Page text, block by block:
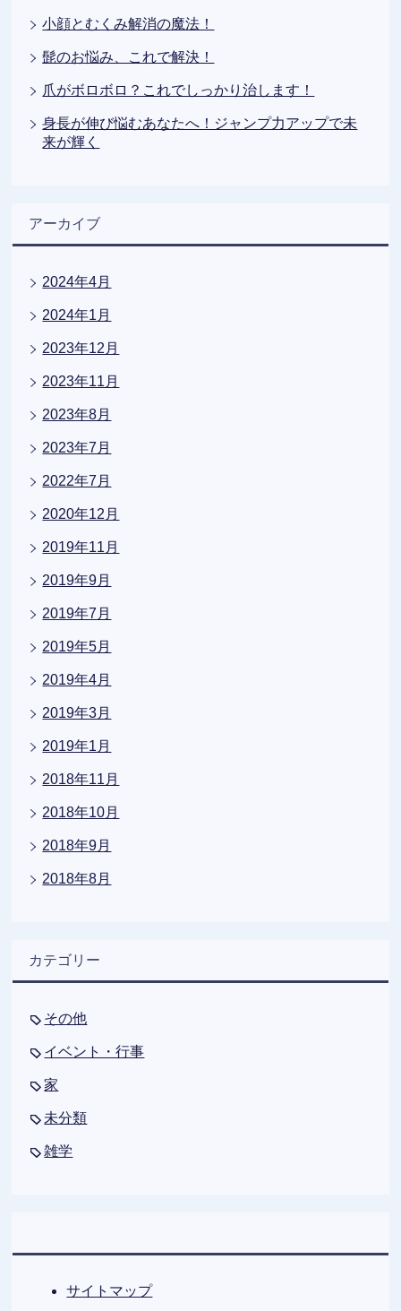
小顔とむくみ解消の魔法！
髭のお悩み、これで解決！
爪がボロボロ？これでしっかり治します！
身長が伸び悩むあなたへ！ジャンプ力アップで未
来が輝く
アーカイブ
2024年4月
2024年1月
2023年12月
2023年11月
2023年8月
2023年7月
2022年7月
2020年12月
2019年11月
2019年9月
2019年7月
2019年5月
2019年4月
2019年3月
2019年1月
2018年11月
2018年10月
2018年9月
2018年8月
カテゴリー
その他
イベント・行事
家
未分類
雑学
サイトマップ